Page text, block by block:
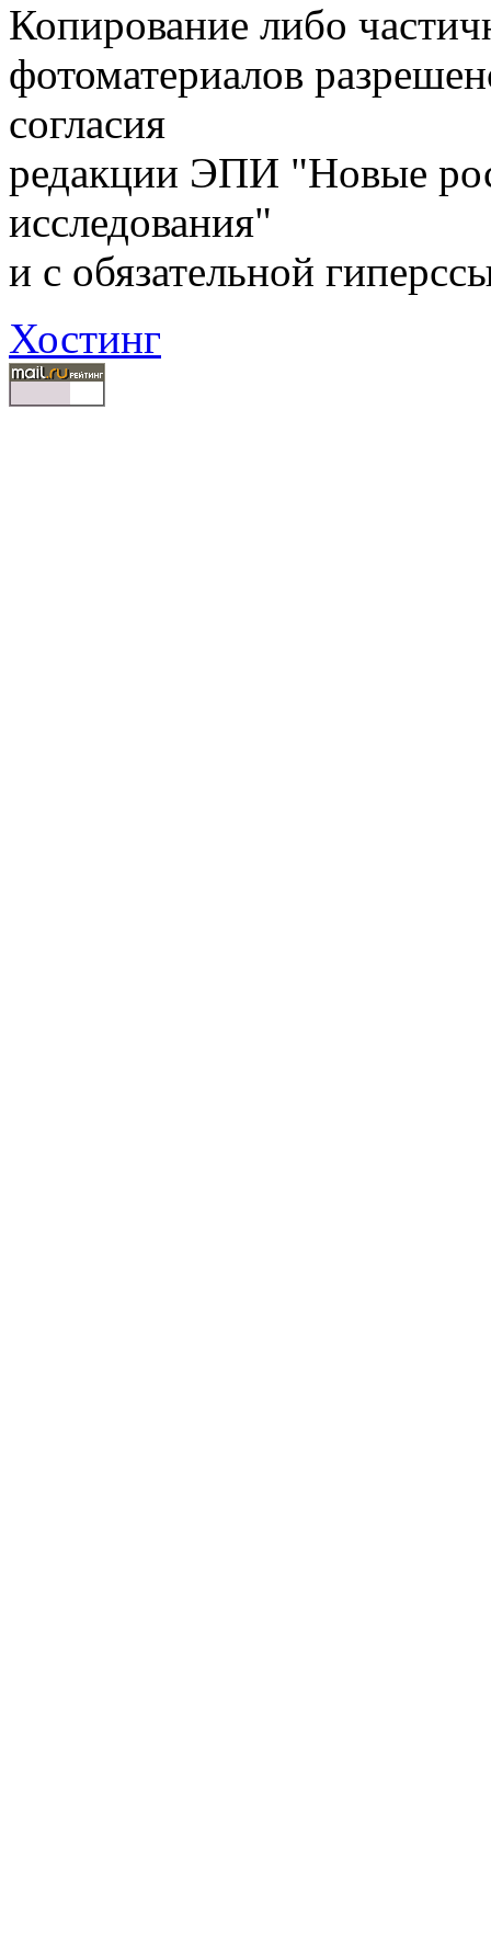
Копирование либо
фотоматериалов
согласия
редакции ЭПИ "Новые
исследования"
и с обязательной
Хостинг